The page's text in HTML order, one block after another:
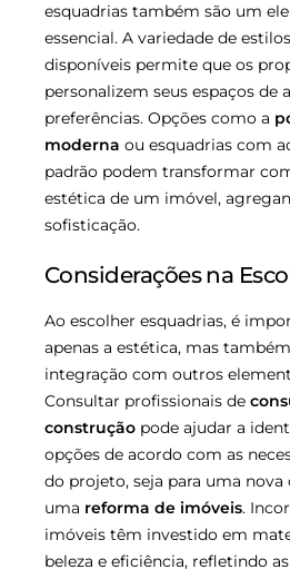
esquadrias também são um
essencial. A variedade de
disponíveis permite que os
personalizem seus espaços de
preferências. Opções como a
moderna ou esquadrias com
padrão podem transformar
estética de um imóvel,
sofisticação.
Considerações na
Ao escolher esquadrias, é
apenas a estética, mas
integração com outros
Consultar profissionais de
construção pode ajudar a
opções de acordo com as
do projeto, seja para uma
uma reforma de imóveis.
imóveis têm investido em
beleza e eficiência, refletindo